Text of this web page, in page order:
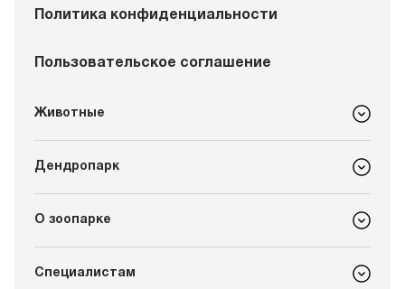
Политика конфиденциальности
Пользовательское соглашение
Животные
Дендропарк
О зоопарке
Специалистам